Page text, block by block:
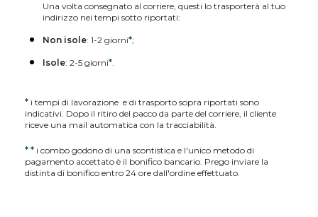
Una volta consegnato al corriere, questi lo trasporterà al tuo
indirizzo nei tempi sotto riportati:
Non isole: 1-2 giorni*;
Isole: 2-5 giorni*.
* i tempi di lavorazione e di trasporto sopra riportati sono
indicativi. Dopo il ritiro del pacco da parte del corriere, il cliente
riceve una mail automatica con la tracciabilità.
* * i combo godono di una scontistica e l'unico metodo di
pagamento accettato è il bonifico bancario. Prego inviare la
distinta di bonifico entro 24 ore dall'ordine effettuato.